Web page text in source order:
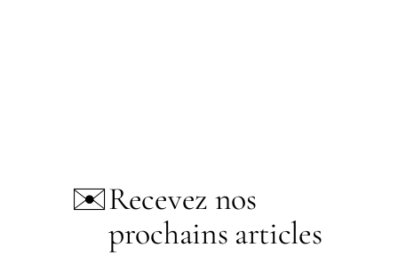
✉️Recevez nos
prochains articles